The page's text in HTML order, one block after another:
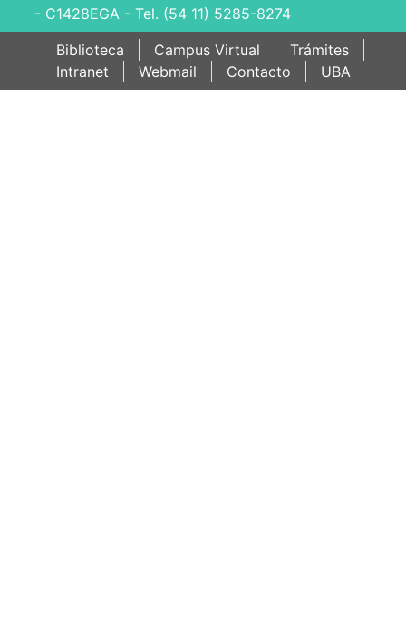
- C1428EGA - Tel. (54 11) 5285-8274
Biblioteca
Campus Virtual
Trámites
Intranet
Webmail Contacto UBA